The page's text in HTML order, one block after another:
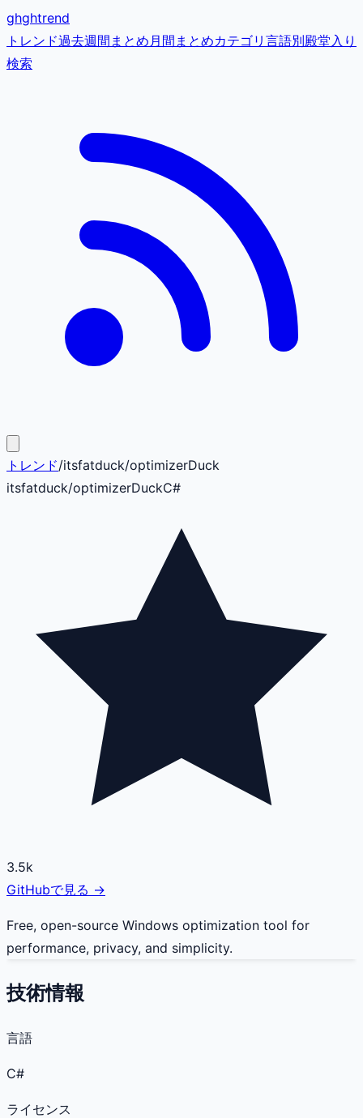
ghghtrend
トレンド過去週間まとめ月間まとめカテゴリ 言語別殿堂入り
検索
トレンド/itsfatduck/optimizerDuck
itsfatduck/optimizerDuckC#
3.5k
GitHubで見る →
Free, open-source Windows optimization tool for
performance, privacy, and simplicity.
技術情報
言語
C#
ライセンス